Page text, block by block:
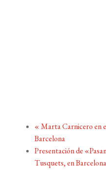
«Marta Carnicero en
Barcelona
Presentación de
Tusquets, en Barcelona